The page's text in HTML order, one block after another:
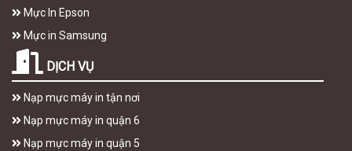
Mực In Epson
Mực in Samsung
DỊCH VỤ
Nạp mực máy in tận nơi
Nạp mực máy in quận 6
Nạp mực máy in quận 5